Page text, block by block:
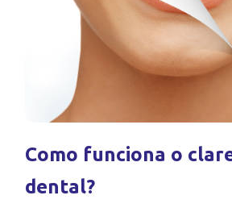
Como funciona o
dental?